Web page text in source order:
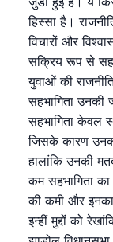
हिस्सा है।
विचारों और
सक्रिय रूप से
युवाओं की
सहभागिता
सहभागिता केवल
जिसके कारण
हालांकि उनकी
कम सहभागिता
की कमी और
इन्हीं मुद्दों को